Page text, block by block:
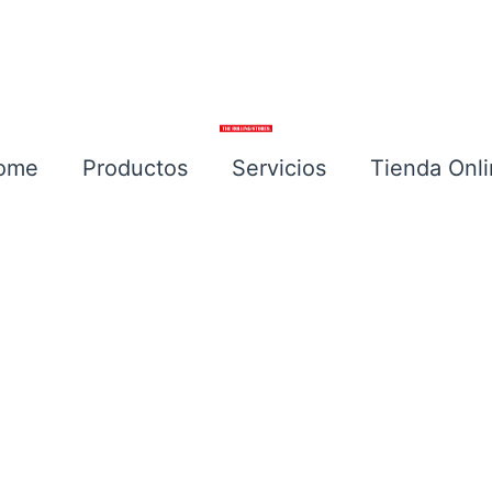
Productos Servicios
Tienda